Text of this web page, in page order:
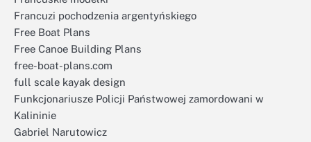
Francuzi pochodzenia argentyńskiego
Free Boat Plans
Free Canoe Building Plans
free-boat-plans.com
full scale kayak design
Funkcjonariusze Policji Państwowej zamordowani w
Kalininie
Gabriel Narutowicz